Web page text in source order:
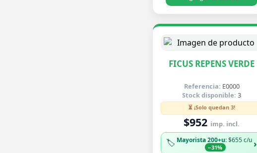
FICUS REPENS VERDE
Referencia: E0000
Stock disponible: 3
⏳ ¡Solo quedan 3!
$952 imp. incl.
🏷️ Mayorista 200+u: $655 c/u
−31% ›